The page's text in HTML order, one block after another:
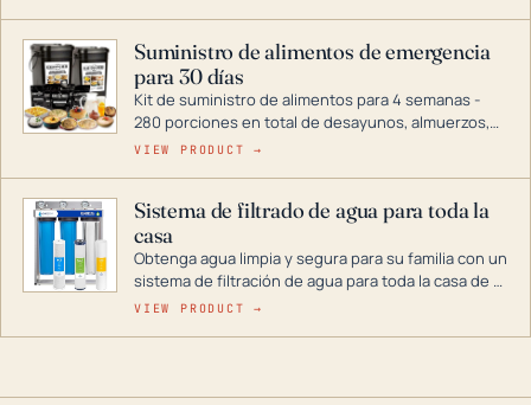
combustible dual, con una gama completa que
abarca desde inversores digitales hasta
generadores que pueden alimentar toda su casa.
Suministro de alimentos de emergencia
para 30 días
Kit de suministro de alimentos para 4 semanas -
280 porciones en total de desayunos, almuerzos,
cenas y postres. Se puede almacenar durante
VIEW PRODUCT →
Sistema de filtrado de agua para toda la
casa
Obtenga agua limpia y segura para su familia con un
sistema de filtración de agua para toda la casa de 3
etapas. La tecnología avanzada de este filtro
en situaciones de emergencia.
VIEW PRODUCT →